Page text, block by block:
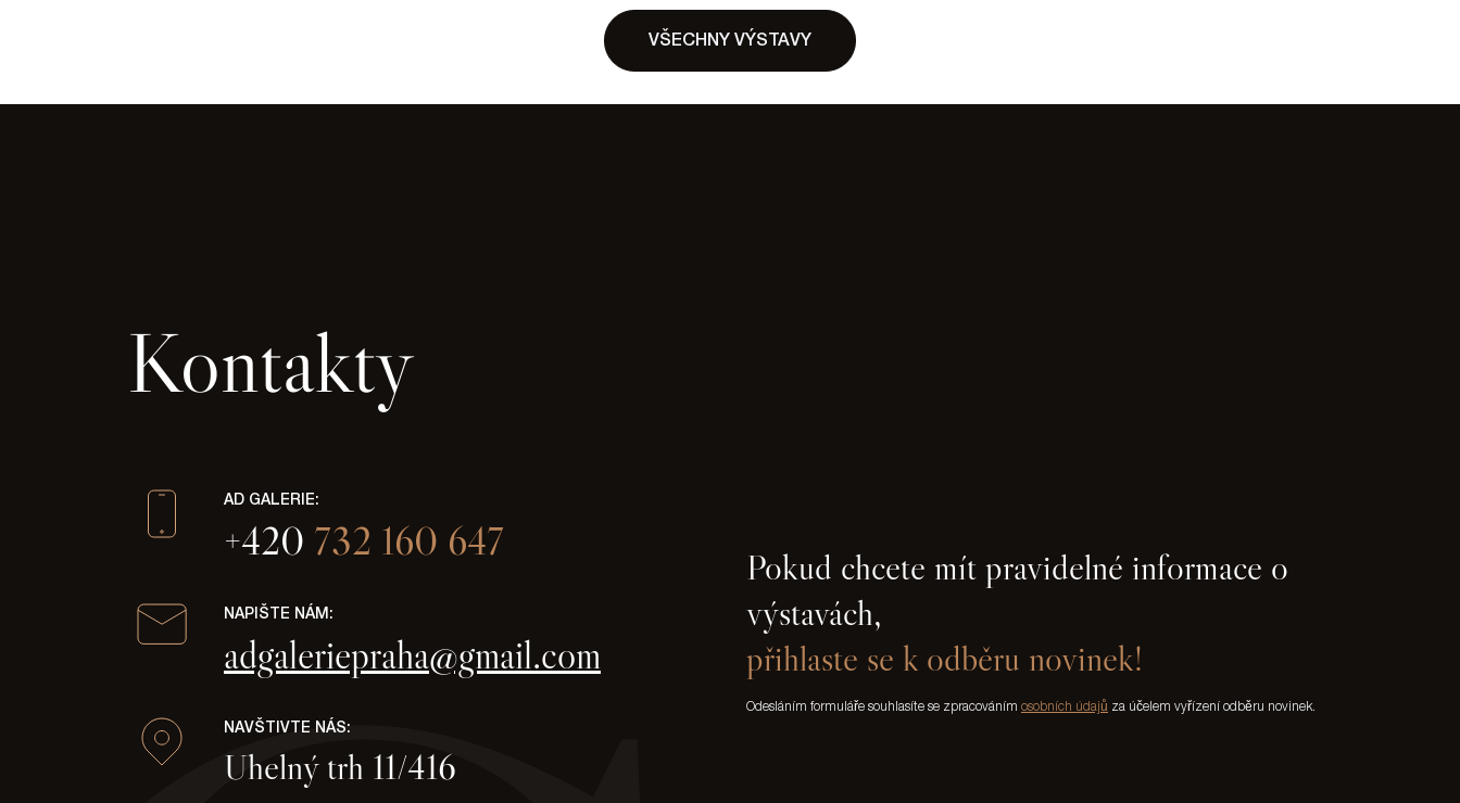
VŠECHNY VÝSTAVY
Kontakty
AD GALERIE:
+420 732 160 647
NAPIŠTE NÁM:
adgaleriepraha@gmail.com
NAVŠTIVTE NÁS:
Uhelný trh 11/416
Pokud chcete mít pravidelné informace o
výstavách,
přihlaste se k odběru novinek!
Odesláním formuláře souhlasíte se zpracováním osobních údajů za účelem vyřízení odběru novinek.